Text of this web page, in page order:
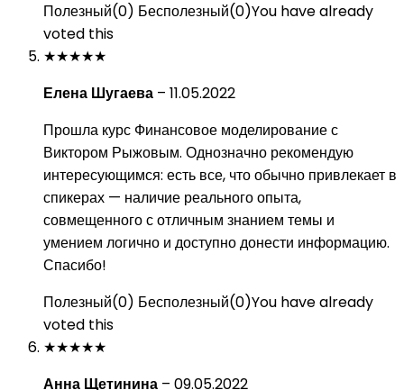
Полезный(0) Бесполезный(0)You have already
voted this
★★★★★
Елена Шугаева – 11.05.2022
Прошла курс Финансовое моделирование с
Виктором Рыжовым. Однозначно рекомендую
интересующимся: есть все, что обычно привлекает в
спикерах — наличие реального опыта,
совмещенного с отличным знанием темы и
умением логично и доступно донести информацию.
Спасибо!
Полезный(0) Бесполезный(0)You have already
voted this
★★★★★
Анна Щетинина – 09.05.2022